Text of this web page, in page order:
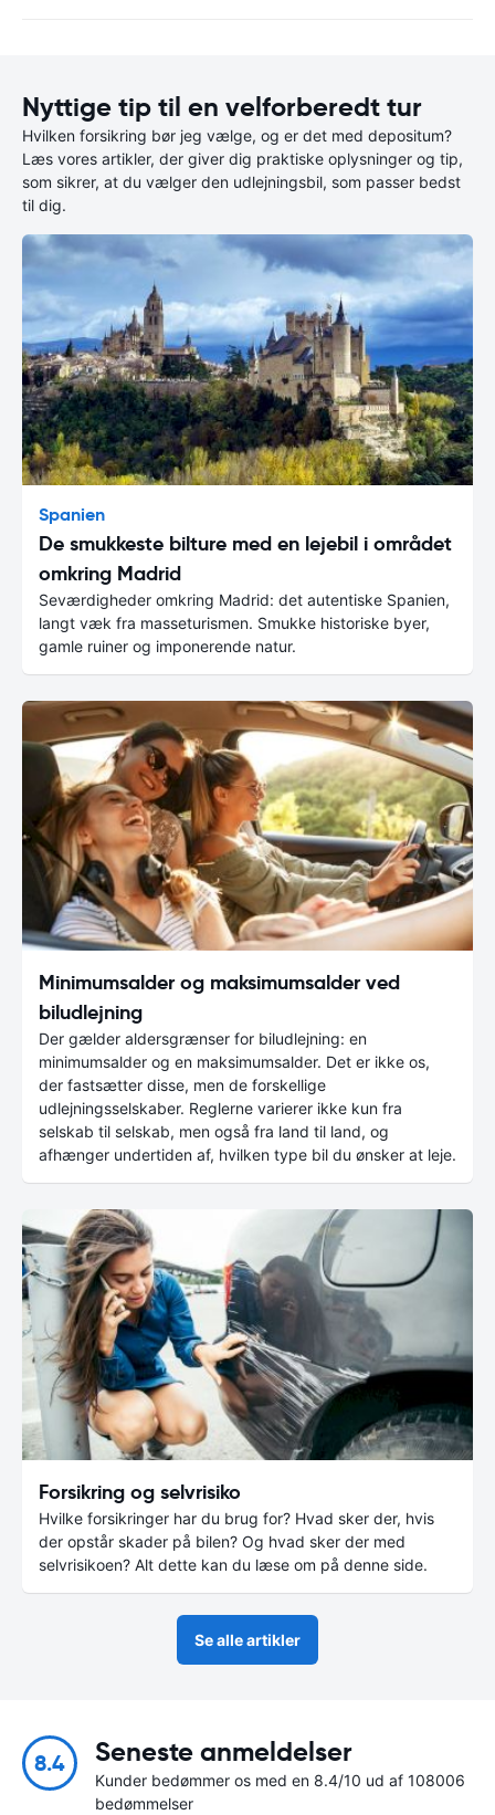
Nyttige tip til en velforberedt tur
Hvilken forsikring bør jeg vælge, og er det med depositum?
Læs vores artikler, der giver dig praktiske oplysninger og tip,
som sikrer, at du vælger den udlejningsbil, som passer bedst
til dig.
Spanien
De smukkeste bilture med en lejebil i området
omkring Madrid
Seværdigheder omkring Madrid: det autentiske Spanien,
langt væk fra masseturismen. Smukke historiske byer,
gamle ruiner og imponerende natur.
Minimumsalder og maksimumsalder ved
biludlejning
Der gælder aldersgrænser for biludlejning: en
minimumsalder og en maksimumsalder. Det er ikke os,
der fastsætter disse, men de forskellige
udlejningsselskaber. Reglerne varierer ikke kun fra
selskab til selskab, men også fra land til land, og
afhænger undertiden af, hvilken type bil du ønsker at leje.
Forsikring og selvrisiko
Hvilke forsikringer har du brug for? Hvad sker der, hvis
der opstår skader på bilen? Og hvad sker der med
selvrisikoen? Alt dette kan du læse om på denne side.
Se alle artikler
8.4 Seneste anmeldelser
Kunder bedømmer os med en 8.4/10 ud af 108006
bedømmelser